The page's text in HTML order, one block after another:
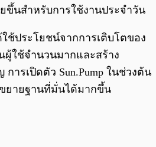
ขึ้นสำหรับการใช้งานประจำวัน
ใช้ประโยชน์จากการเติบโตของ
ผู้ใช้จำนวนมากและสร้าง
ารเปิดตัว Sun.Pump ในช่วงต้น
ยายฐานที่มั่นได้มากขึ้น